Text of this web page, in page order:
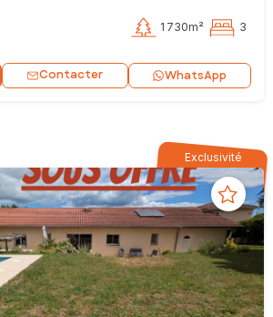
1 730m² 3
Contacter WhatsApp
Exclusivité